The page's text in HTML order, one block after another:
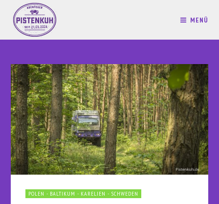
MENÜ
POLEN - BALTIKUM - KARELIEN - SCHWEDEN